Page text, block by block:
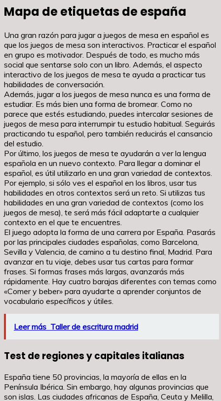
Mapa de etiquetas de españa
Una gran razón para jugar a juegos de mesa en español es
que los juegos de mesa son interactivos. Practicar el español
en grupo es motivador. Después de todo, es mucho más
social que sentarse solo con un libro. Además, el aspecto
interactivo de los juegos de mesa te ayuda a practicar tus
habilidades de conversación.
Además, jugar a los juegos de mesa nunca es una forma de
estudiar. Es más bien una forma de bromear. Como no
parece que estés estudiando, puedes intercalar sesiones de
juegos de mesa para interrumpir tu estudio habitual. Seguirás
practicando tu español, pero también reducirás el cansancio
del estudio.
Por último, los juegos de mesa te ayudarán a ver la lengua
española en un nuevo contexto. Para llegar a dominar el
español, es útil utilizarlo en una gran variedad de contextos.
Por ejemplo, si sólo ves el español en los libros, usar tus
habilidades en otros contextos será un reto. Si utilizas tus
habilidades en una gran variedad de contextos (como los
juegos de mesa), te será más fácil adaptarte a cualquier
contexto en el que te encuentres.
El juego adopta la forma de una carrera por España. Pasarás
por las principales ciudades españolas, como Barcelona,
Sevilla y Valencia, de camino a tu destino final, Madrid. Para
avanzar en tu viaje, debes usar tus cartas para formar
frases. Si formas frases más largas, avanzarás más
rápidamente. Hay cuatro barajas diferentes con temas como
«Comer y beber» para ayudarte a aprender conjuntos de
vocabulario específicos y útiles.
Leer más Taller de escritura madrid
Test de regiones y capitales italianas
España tiene 50 provincias, la mayoría de ellas en la
Península Ibérica. Sin embargo, hay algunas provincias que
son islas. Las ciudades africanas de España, Ceuta y Melilla,